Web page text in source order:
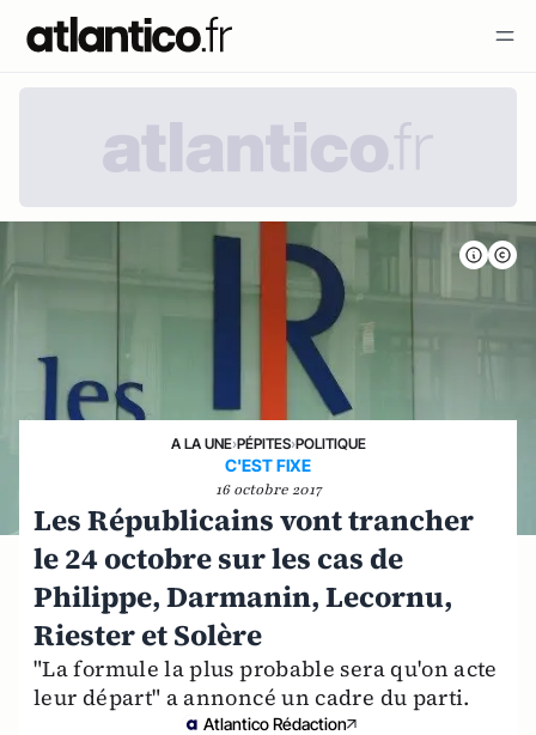
A LA UNE›PÉPITES›POLITIQUE
C'EST FIXE
16 octobre 2017
Les Républicains vont trancher
le 24 octobre sur les cas de
Philippe, Darmanin, Lecornu,
Riester et Solère
"La formule la plus probable sera qu'on acte
leur départ" a annoncé un cadre du parti.
Atlantico Rédaction